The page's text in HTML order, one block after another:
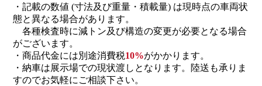
・記載の数値 (寸法及び重量・積載量) は現時点の車両状
態と異なる場合があります。
各種検査時に減トン及び構造の変更が必要となる場合
がございます。
・商品代金には別途消費税10%がかかります。
・納車は展示場での現状渡しとなります。陸送も承りま
すのでお気軽にご相談下さい。